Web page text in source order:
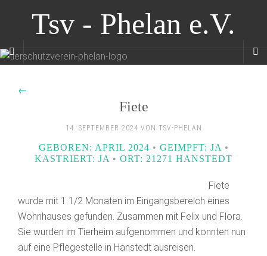
Tsv - Phelan e.V.
←
Fiete
14. SEPTEMBER 2024 VON TSV-PHELAN
GEBOREN: APRIL 2024 • GEIMPFT: JA •
KASTRIERT: JA • ORT: 21271 HANSTEDT
Fiete
wurde mit 1 1/2 Monaten im Eingangsbereich eines
Wohnhauses gefunden. Zusammen mit Felix und Flora.
Sie wurden im Tierheim aufgenommen und konnten nun
auf eine Pflegestelle in Hanstedt ausreisen.